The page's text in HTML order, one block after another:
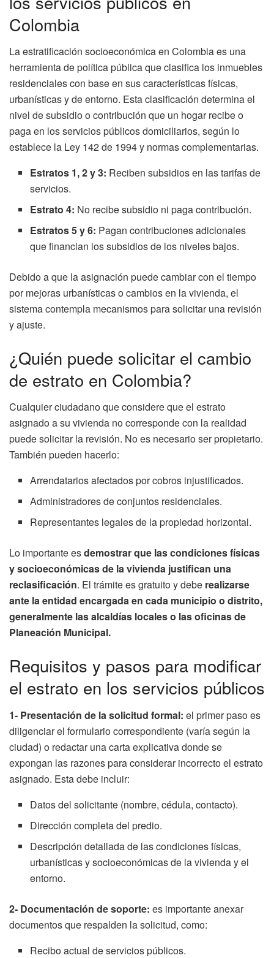
Colombia
La estratificación socioeconómica en Colombia es una
herramienta de política pública que clasifica los inmuebles
residenciales con base en sus características físicas,
urbanísticas y de entorno. Esta clasificación determina el
nivel de subsidio o contribución que un hogar recibe o
paga en los servicios públicos domiciliarios, según lo
establece la Ley 142 de 1994 y normas complementarias.
Estratos 1, 2 y 3: Reciben subsidios en las tarifas de
servicios.
Estrato 4: No recibe subsidio ni paga contribución.
Estratos 5 y 6: Pagan contribuciones adicionales
que financian los subsidios de los niveles bajos.
Debido a que la asignación puede cambiar con el tiempo
por mejoras urbanísticas o cambios en la vivienda, el
sistema contempla mecanismos para solicitar una revisión
y ajuste.
¿Quién puede solicitar el cambio
de estrato en Colombia?
Cualquier ciudadano que considere que el estrato
asignado a su vivienda no corresponde con la realidad
puede solicitar la revisión. No es necesario ser propietario.
También pueden hacerlo:
Arrendatarios afectados por cobros injustificados.
Administradores de conjuntos residenciales.
Representantes legales de la propiedad horizontal.
Lo importante esdemostrar que las condiciones físicas
y socioeconómicas de la vivienda justifican una
reclasificación. El trámite es gratuito y debe realizarse
ante la entidad encargada en cada municipio o distrito,
generalmente las alcaldías locales o las oficinas de
Planeación Municipal.
Requisitos y pasos para modificar
el estrato en los servicios públicos
1- Presentación de la solicitud formal: el primer paso es
diligenciar el formulario correspondiente (varía según la
ciudad) o redactar una carta explicativa donde se
expongan las razones para considerar incorrecto el estrato
asignado. Esta debe incluir:
Datos del solicitante (nombre, cédula, contacto).
Dirección completa del predio.
Descripción detallada de las condiciones físicas,
urbanísticas y socioeconómicas de la vivienda y el
entorno.
2- Documentación de soporte: es importante anexar
documentos que respalden la solicitud, como:
Recibo actual de servicios públicos.